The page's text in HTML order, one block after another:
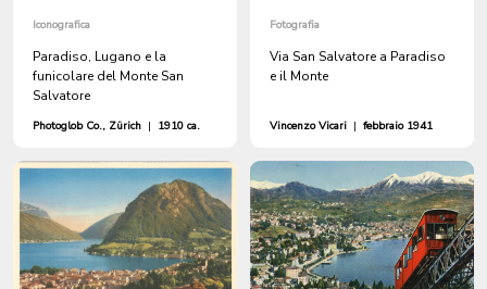
Iconografica
Paradiso, Lugano e la
funicolare del Monte San
Salvatore
Photoglob Co., Zürich | 1910 ca.
Fotografia
Via San Salvatore a Paradiso
e il Monte
Vincenzo Vicari | febbraio 1941